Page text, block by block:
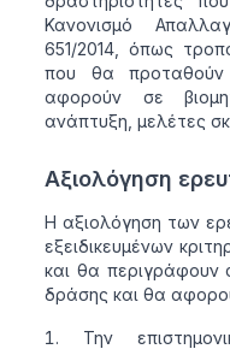
Κανονισμό
651/2014, όπως
που θα προταθούν
αφορούν σε
ανάπτυξη, μελέτες
Αξιολόγηση
Η αξιολόγηση των
εξειδικευμένων
και θα περιγράφουν
δράσης και θα
Την